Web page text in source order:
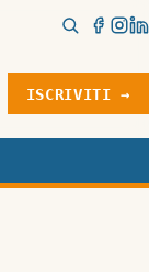
ISCRIVITI →